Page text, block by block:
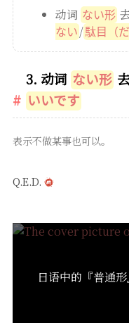
动词 ない形
ない /駄目（
3. 动词 ない形
いいです
表示不做某事也可以。
Q.E.D.
日语中的『普通